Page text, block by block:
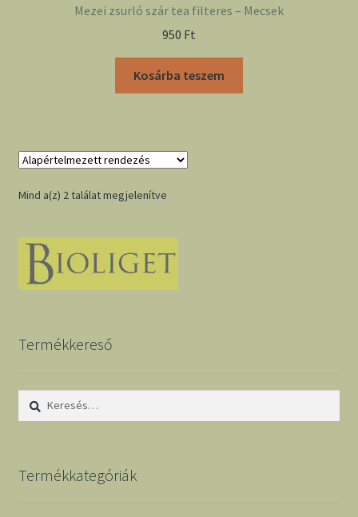
Mezei zsurló szár tea filteres – Mecsek
950 Ft
Kosárba teszem
Mind a(z) 2 találat megjelenítve
Termékkereső
Keresés:
Termékkategóriák